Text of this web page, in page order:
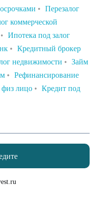
• Перезалог
коммерческой
• Ипотека под залог
• Кредитный брокер
недвижимости • Займ
• Рефинансирование
физ лицо • Кредит под